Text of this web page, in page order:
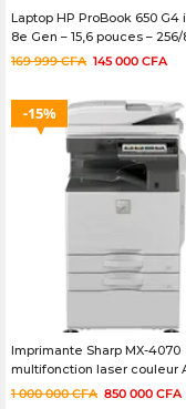
Laptop HP ProBook 650 G4
8e Gen – 15,6 pouces – 256/
06mois
169 999CFA 145 000 CFA
15%
Imprimante Sharp MX-4070
multifonction laser couleur
Occasion – 03 mois
1 000 000CFA 850 000 CFA